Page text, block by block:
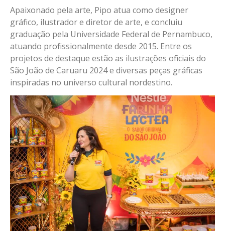
Apaixonado pela arte, Pipo atua como designer
gráfico, ilustrador e diretor de arte, e concluiu
graduação pela Universidade Federal de Pernambuco,
atuando profissionalmente desde 2015. Entre os
projetos de destaque estão as ilustrações oficiais do
São João de Caruaru 2024 e diversas peças gráficas
inspiradas no universo cultural nordestino.